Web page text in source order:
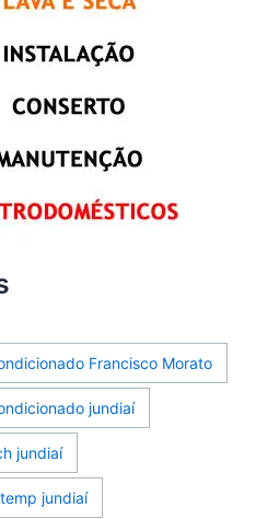
Francisco Morato
jundiaí
jundiaí
jundiaí